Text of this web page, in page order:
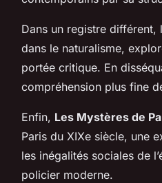
Dans un registre différent,
dans le naturalisme,
portée critique. En
compréhension plus fine
Enfin, Les Mystères de
Paris du XIXe siècle, une
les inégalités sociales de
policier moderne.